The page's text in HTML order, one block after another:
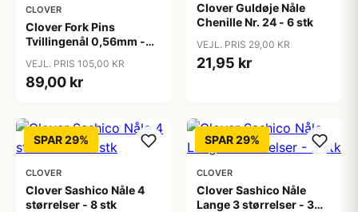
CLOVER
Clover Fork Pins
Tvillingenål 0,56mm -
VEJL. PRIS 105,00 KR
89,00 kr
Clover Guldøje Nåle
Chenille Nr. 24 - 6 stk
VEJL. PRIS 29,00 KR
21,95 kr
SPAR 29%
CLOVER
Clover Sashico Nåle 4
størrelser - 8 stk
SPAR 29%
CLOVER
Clover Sashico Nåle
Lange 3 størrelser - 3